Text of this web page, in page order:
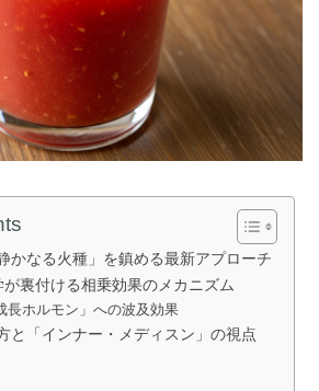
かなる火種」を鎮める最新アプローチ
が裏付ける相乗効果のメカニズム
長ホルモン」への波及効果
と「インナー・メディスン」の視点